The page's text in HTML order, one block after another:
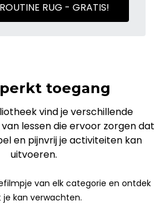
RUG - GRATIS!
toegang
vind je verschillende
lessen die ervoor zorgen dat
en pijnvrij je activiteiten kan
uitvoeren.
van elk categorie en ontdek
je kan verwachten.